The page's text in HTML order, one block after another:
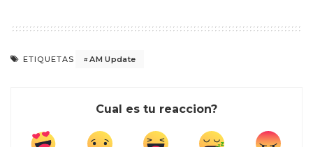
ETIQUETAS AM Update
Cual es tu reaccion?